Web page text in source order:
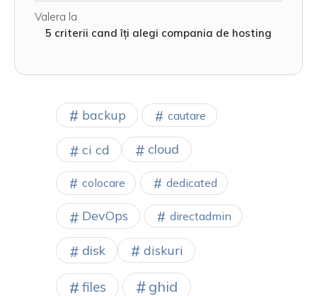
Valera la
5 criterii cand îți alegi compania de hosting
backup cautare
ci cd cloud
colocare dedicated
DevOps directadmin
disk diskuri
files ghid